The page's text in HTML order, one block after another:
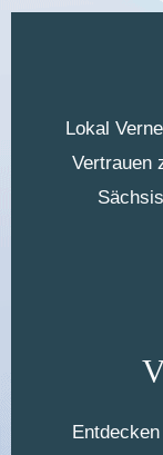
Lokal
Vertrauen